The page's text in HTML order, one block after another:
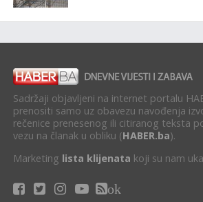
Sadržaji objavljeni na internet portalu
prenositi samo uz obavezu navođenja
rečenice prenesenog ili citiranog teksta
vezu na članak u obliku (HABER.ba).
Marketing lista klijenata koji su nam
ok